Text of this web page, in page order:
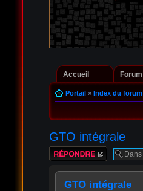
Accueil Forum
Portail» Index du forum
GTO intégrale
Répondre
GTO intégrale